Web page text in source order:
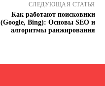
СЛЕДУЮЩАЯ СТАТЬЯ
Как работают поисковики
(Google, Bing): Основы SEO и
алгоритмы ранжирования